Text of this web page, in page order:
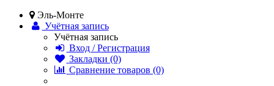
Эль-Монте
Учётная запись
Учётная запись
Вход / Регистрация
Закладки (0)
Сравнение товаров (0)